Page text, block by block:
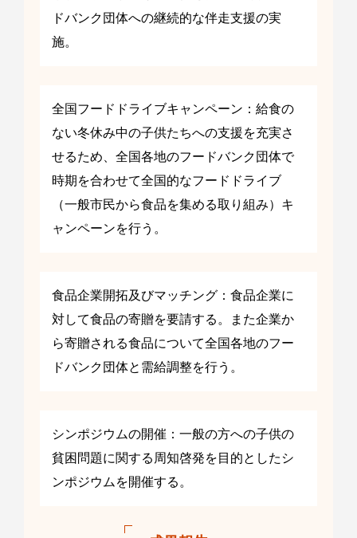
ドバンク団体への継続的な伴走支援の実
施。
全国フードドライブキャンペーン：給食の
ない冬休み中の子供たちへの支援を充実さ
せるため、全国各地のフードバンク団体で
時期を合わせて全国的なフードドライブ
（一般市民から食品を集める取り組み）キ
ャンペーンを行う。
食品企業開拓及びマッチング：食品企業に
対して食品の寄贈を要請する。また企業か
ら寄贈される食品について全国各地のフー
ドバンク団体と需給調整を行う。
シンポジウムの開催：一般の方への子供の
貧困問題に関する周知啓発を目的としたシ
ンポジウムを開催する。